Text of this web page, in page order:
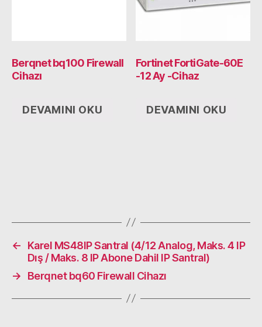
Berqnet bq100 Firewall
Cihazı
DEVAMINI OKU
Fortinet FortiGate-60E
-12 Ay -Cihaz
DEVAMINI OKU
←
Karel MS48IP Santral (4/12 Analog, Maks. 4 IP
Dış / Maks. 8 IP Abone Dahil IP Santral)
→
Berqnet bq60 Firewall Cihazı